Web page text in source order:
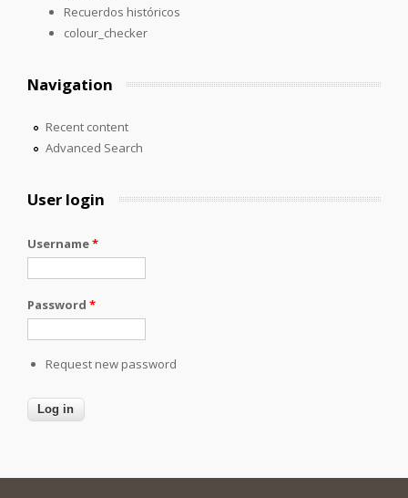
Recuerdos históricos
colour_checker
Navigation
Recent content
Advanced Search
User login
Username*
Password *
Request new password